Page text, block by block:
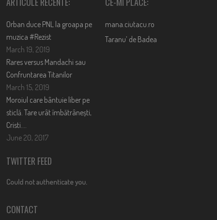
Orban duce PNL la groapa pe
muzica #Rezist
March 19, 2019
Rares versus Mandachi sau
Confruntarea Titanilor
March 15, 2019
Moroiul care bântuie liber pe
sticlă. Tare urât îmbătrânești,
Cristi….
June 20, 2017
mana.ciutacu.ro
Taranu’ de Badea
TWITTER FEED
Could not authenticate you.
CONTACT